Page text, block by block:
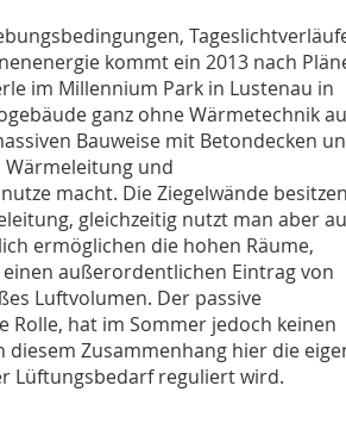
kommt ein 2013 nach
im Millennium Park in Lustenau in
ganz ohne Wärmetechnik
Bauweise mit Betondecken
Wärmeleitung und
macht. Die Ziegelwände besitzen
gleichzeitig nutzt man aber
ermöglichen die hohen Räume,
außerordentlichen Eintrag von
Luftvolumen. Der passive
hat im Sommer jedoch keinen
Zusammenhang hier die
Lüftungsbedarf reguliert wird.